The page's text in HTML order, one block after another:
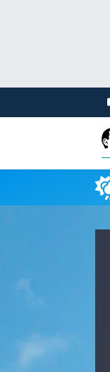
Mersin
Mersin Hava
Mersin
Mersin
Süper Lig
Tüm